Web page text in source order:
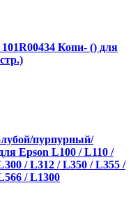
Копи- () для
пурпурный/
Epson L100 / L110 /
/ L312 / L350 / L355 /
/ L1300